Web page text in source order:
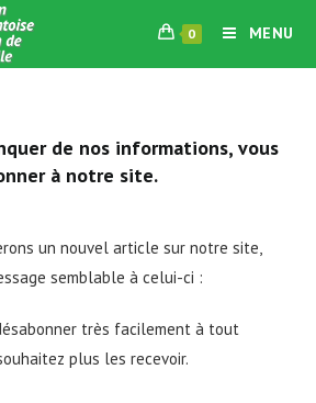
0 MENU
de nos informations, vous
à notre site.
un nouvel article sur notre site,
semblable à celui-ci :
très facilement à tout
plus les recevoir.